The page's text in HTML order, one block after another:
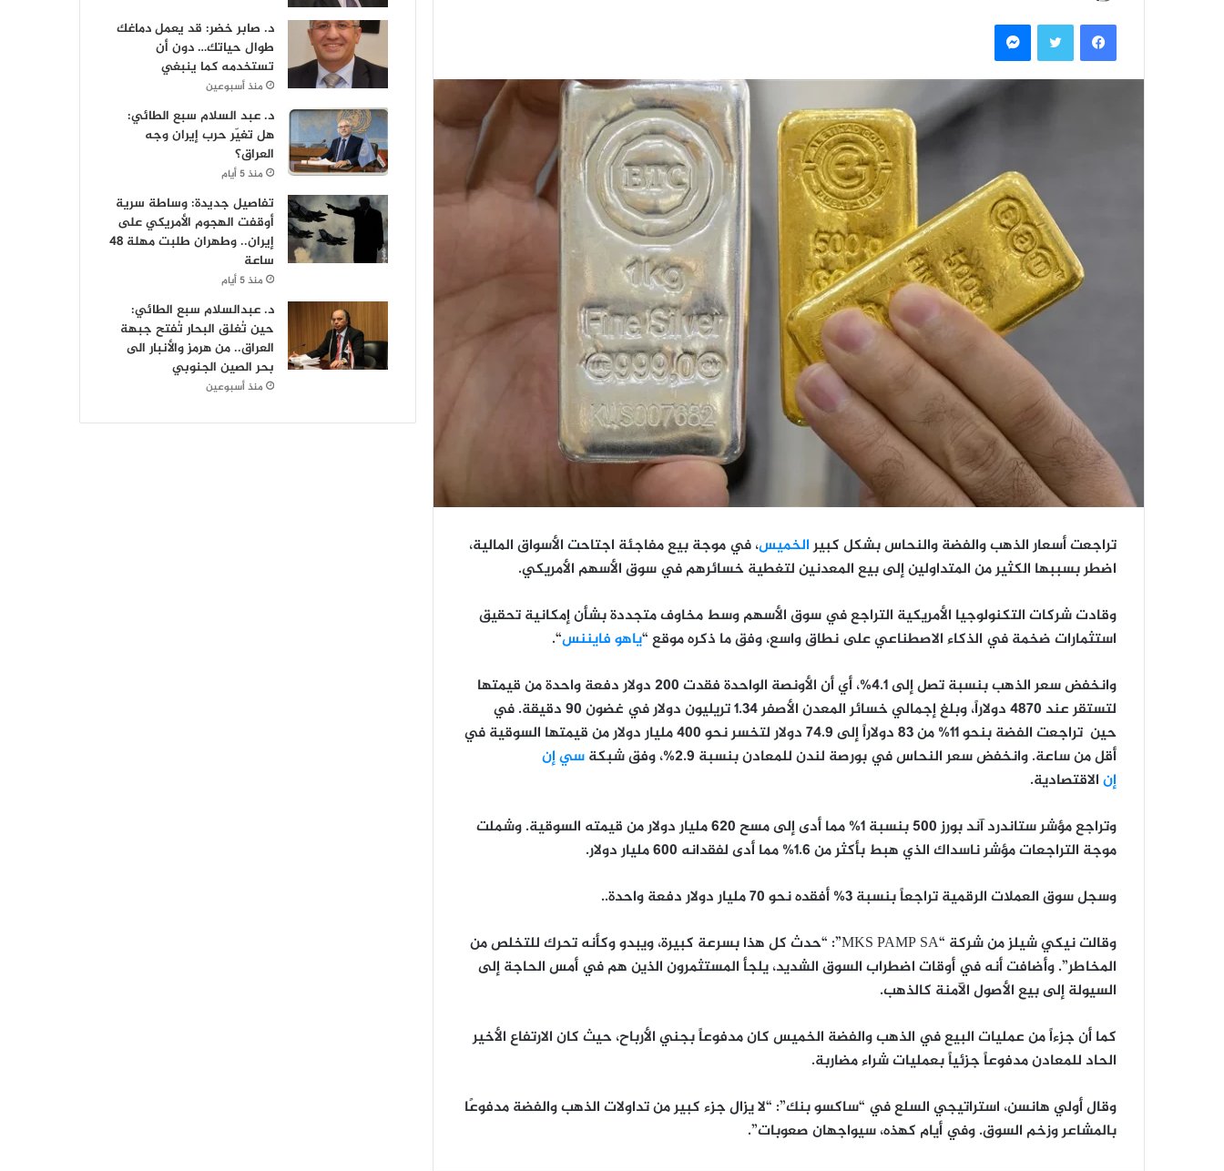
إلكترونيا
فيسبوكتويتر ماسنجر
تراجعت أسعار الذهب والفضة والنحاس بشكل كبيرالخميس، في موجة بيع مفاجئة اجتاحت الأسواق المالية،
اضطر بسببها الكثير من المتداولين إلى بيع المعدنين لتغطية خسائرهم في سوق الأسهم الأمريكي.
وقادت شركات التكنولوجيا الأمريكية التراجع في سوق الأسهم وسط مخاوف متجددة بشأن إمكانية تحقيق
استثمارات ضخمة في الذكاء الاصطناعي على نطاق واسع، وفق ما ذكره موقع “ياهو فايننس“.
وانخفض سعر الذهب بنسبة تصل إلى 4.1%، أي أن الأونصة الواحدة فقدت 200 دولار دفعة واحدة من قيمتها
لتستقر عند 4870 دولاراً، وبلغ إجمالي خسائر المعدن الأصفر 1.34 تريليون دولار في غضون 90 دقيقة. في
حين تراجعت الفضة بنحو 11% من 83 دولاراً إلى 74.9 دولار لتخسر نحو 400 مليار دولار من قيمتها السوقية في
أقل من ساعة. وانخفض سعر النحاس في بورصة لندن للمعادن بنسبة 2.9%، وفق شبكة
سي إن
إنالاقتصادية.
وتراجع مؤشر ستاندرد آند بورز 500 بنسبة 1% مما أدى إلى مسح 620 مليار دولار من قيمته السوقية. وشملت
موجة التراجعات مؤشر ناسداك الذي هبط بأكثر من 1.6% مما أدى لفقدانه 600 مليار دولار.
وسجل سوق العملات الرقمية تراجعاً بنسبة 3% أفقده نحو 70 مليار دولار دفعة واحدة..
وقالت نيكي شيلز من شركة “MKS PAMP SA”: “حدث كل هذا بسرعة كبيرة، ويبدو وكأنه تحرك للتخلص من
المخاطر”. وأضافت أنه في أوقات اضطراب السوق الشديد، يلجأ المستثمرون الذين هم في أمس الحاجة إلى
السيولة إلى بيع الأصول الآمنة كالذهب.
كما أن جزءاً من عمليات البيع في الذهب والفضة الخميس كان مدفوعاً بجني الأرباح، حيث كان الارتفاع الأخير
الحاد للمعادن مدفوعاً جزئياً بعمليات شراء مضاربة.
وقال أولي هانسن، استراتيجي السلع في “ساكسو بنك”: “لا يزال جزء كبير من تداولات الذهب والفضة مدفوعًا
بالمشاعر وزخم السوق. وفي أيام كهذه، سيواجهان صعوبات”.
د. صابر خضر: قد يعمل دماغك
طوال حياتك… دون أن
تستخدمه كما ينبغي
منذ أسبوعين
د. عبد السلام سبع الطائي:
هل تغيّر حرب إيران وجه
العراق؟
منذ 5 أيام
تفاصيل جديدة: وساطة سرية
أوقفت الهجوم الأمريكي على
إيران.. وطهران طلبت مهلة 48
ساعة
منذ 5 أيام
د. عبدالسلام سبع الطائي:
حين تُغلق البحار تُفتح جبهة
العراق.. من هرمز والأنبار الى
بحر الصين الجنوبي
منذ أسبوعين